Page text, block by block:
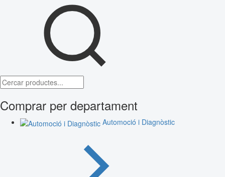
Comprar per departament
Automoció i Diagnòstic